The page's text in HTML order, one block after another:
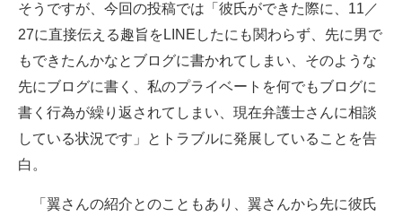
そうですが、今回の投稿では「彼氏ができた際に、11／
27に直接伝える趣旨をLINEしたにも関わらず、先に男で
もできたんかなとブログに書かれてしまい、そのような
先にブログに書く、私のプライベートを何でもブログに
書く行為が繰り返されてしまい、現在弁護士さんに相談
している状況です」とトラブルに発展していることを告
白。
「翼さんの紹介とのこともあり、翼さんから先に彼氏